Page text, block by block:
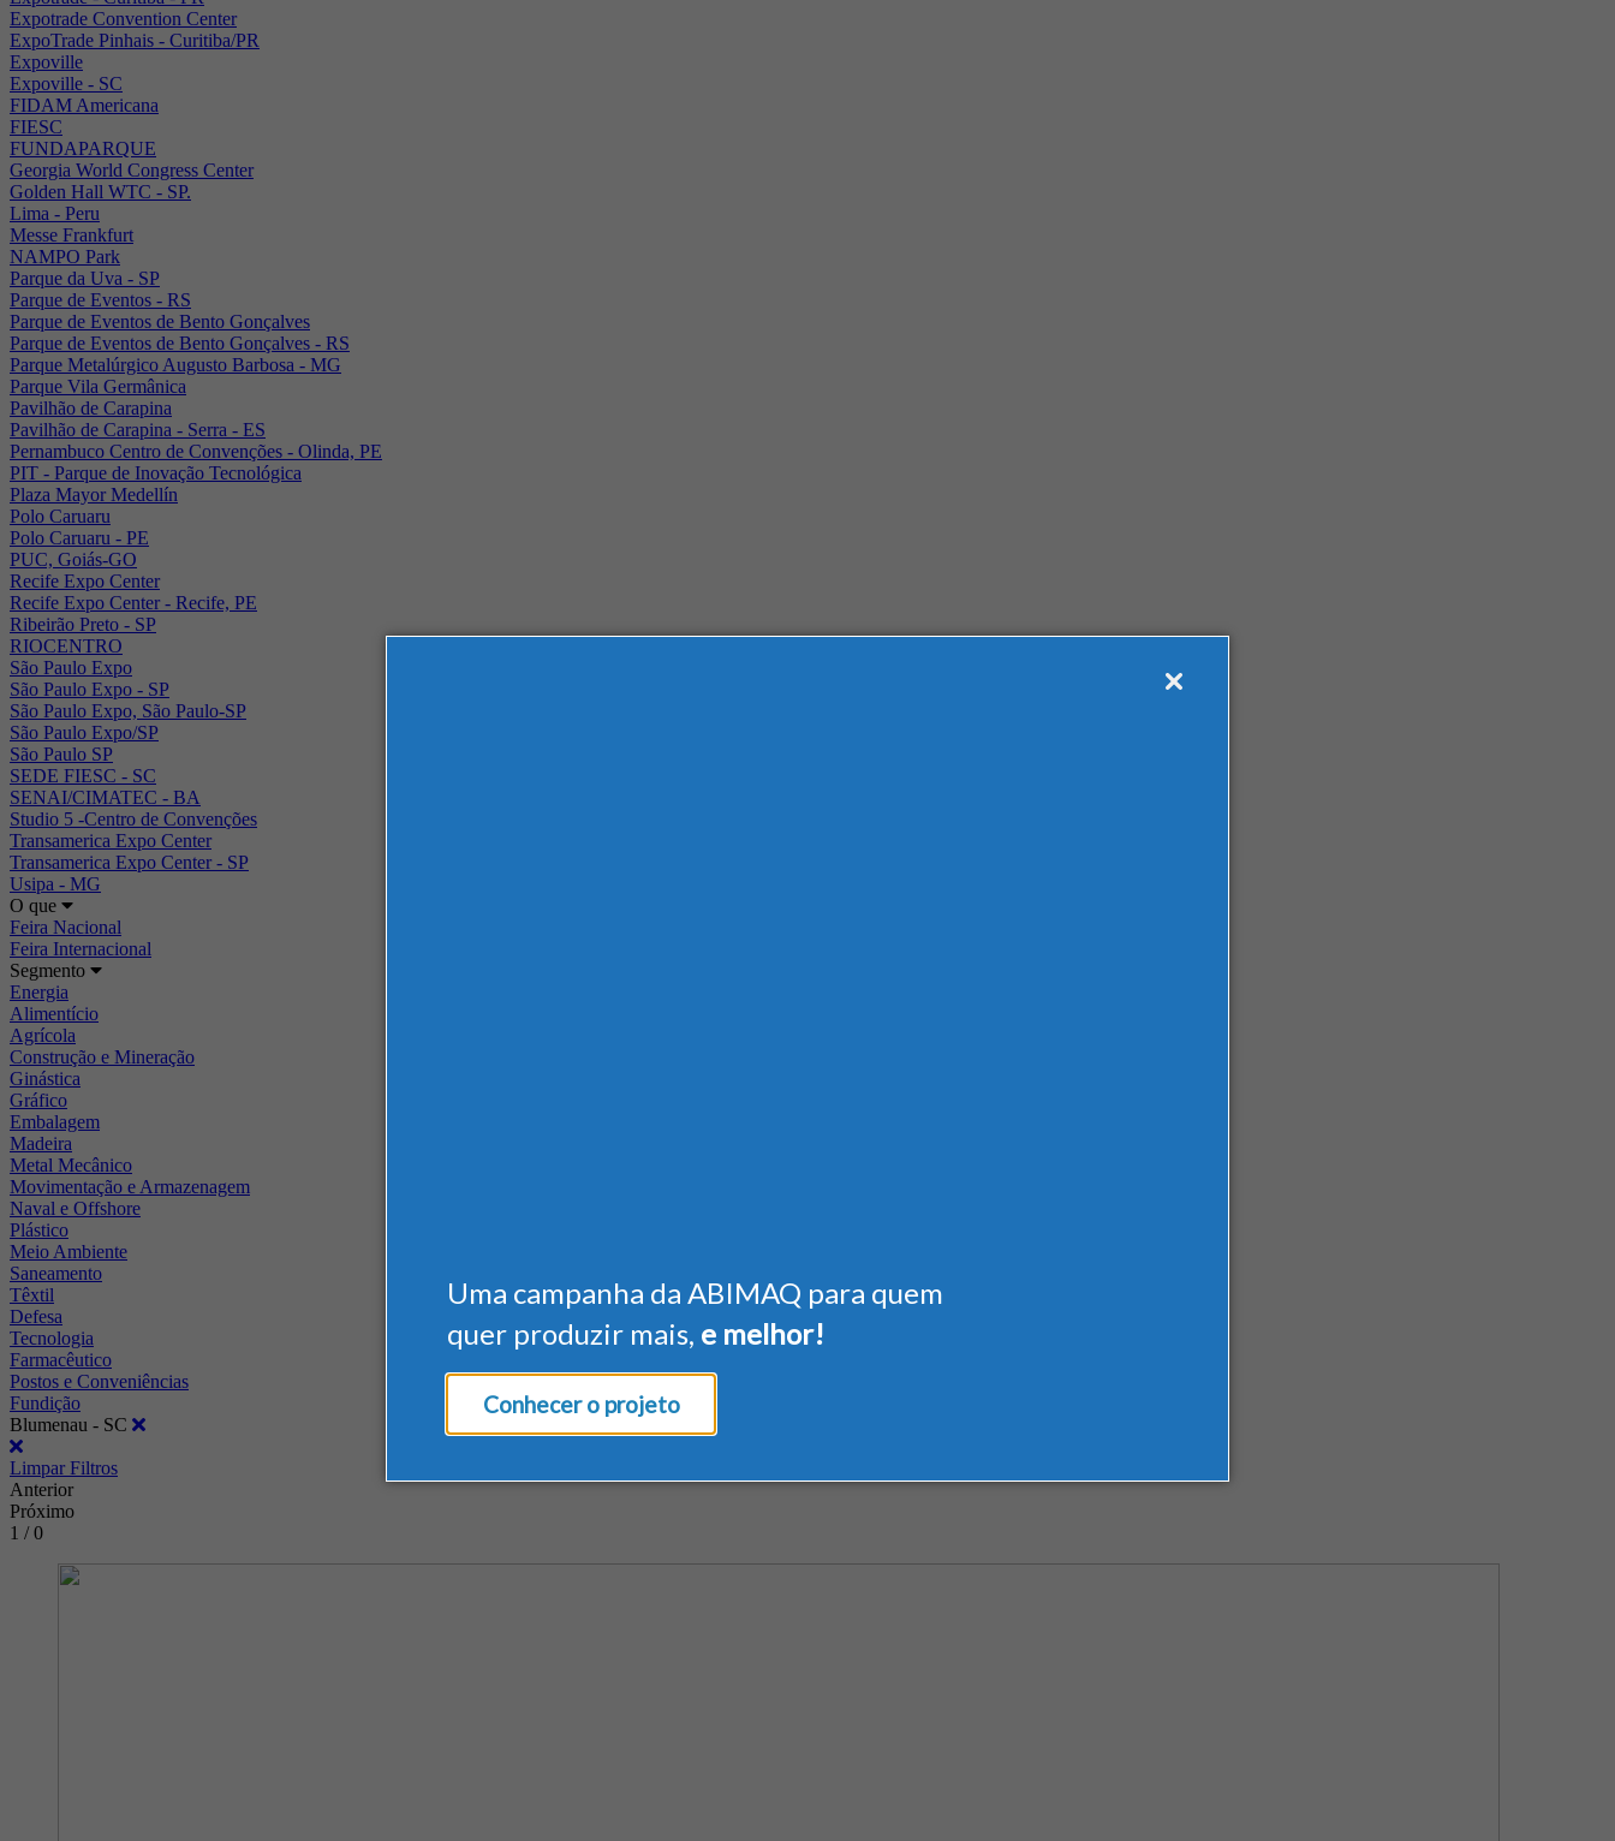
Uma campanha da ABIMAQ para quem
quer produzir mais, e melhor!
Conhecer o projeto
Expotrade Convention Center
ExpoTrade Pinhais - Curitiba/PR
Expoville
Expoville - SC
FIDAM Americana
FIESC
FUNDAPARQUE
Georgia World Congress Center
Golden Hall WTC - SP.
Lima - Peru
Messe Frankfurt
NAMPO Park
Parque da Uva - SP
Parque de Eventos - RS
Parque de Eventos de Bento Gonçalves
Parque de Eventos de Bento Gonçalves - RS
Parque Metalúrgico Augusto Barbosa - MG
Parque Vila Germânica
Pavilhão de Carapina
Pavilhão de Carapina - Serra - ES
Pernambuco Centro de Convenções - Olinda, PE
PIT - Parque de Inovação Tecnológica
Plaza Mayor Medellín
Polo Caruaru
Polo Caruaru - PE
PUC, Goiás-GO
Recife Expo Center
Recife Expo Center - Recife, PE
Ribeirão Preto - SP
RIOCENTRO
São Paulo Expo
São Paulo Expo - SP
São Paulo Expo, São Paulo-SP
São Paulo Expo/SP
São Paulo SP
SEDE FIESC - SC
SENAI/CIMATEC - BA
Studio 5 -Centro de Convenções
Transamerica Expo Center
Transamerica Expo Center - SP
Usipa - MG
O que
Feira Nacional
Feira Internacional
Segmento
Energia
Alimentício
Agrícola
Construção e Mineração
Ginástica
Gráfico
Embalagem
Madeira
Metal Mecânico
Movimentação e Armazenagem
Naval e Offshore
Plástico
Meio Ambiente
Saneamento
Têxtil
Defesa
Tecnologia
Farmacêutico
Postos e Conveniências
Fundição
Blumenau - SC
Limpar Filtros
Anterior
Próximo
1 / 0